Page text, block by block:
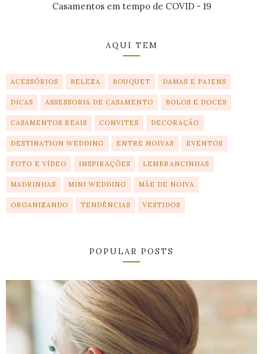
Casamentos em tempo de COVID - 19
AQUI TEM
ACESSÓRIOS BELEZA BOUQUET DAMAS E PAJENS
DICAS ASSESSORIA DE CASAMENTO BOLOS E DOCES
CASAMENTOS REAIS CONVITES DECORAÇÃO
DESTINATION WEDDING ENTRE NOIVAS EVENTOS
FOTO E VÍDEO INSPIRAÇÕES LEMBRANCINHAS
MADRINHAS MINI WEDDING MÃE DE NOIVA
ORGANIZANDO TENDÊNCIAS VESTIDOS
POPULAR POSTS